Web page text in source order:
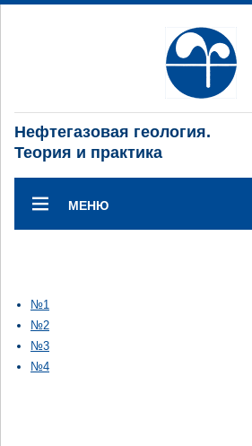
Нефтегазовая геология.
Теория и практика
МЕНЮ
№1
№2
№3
№4